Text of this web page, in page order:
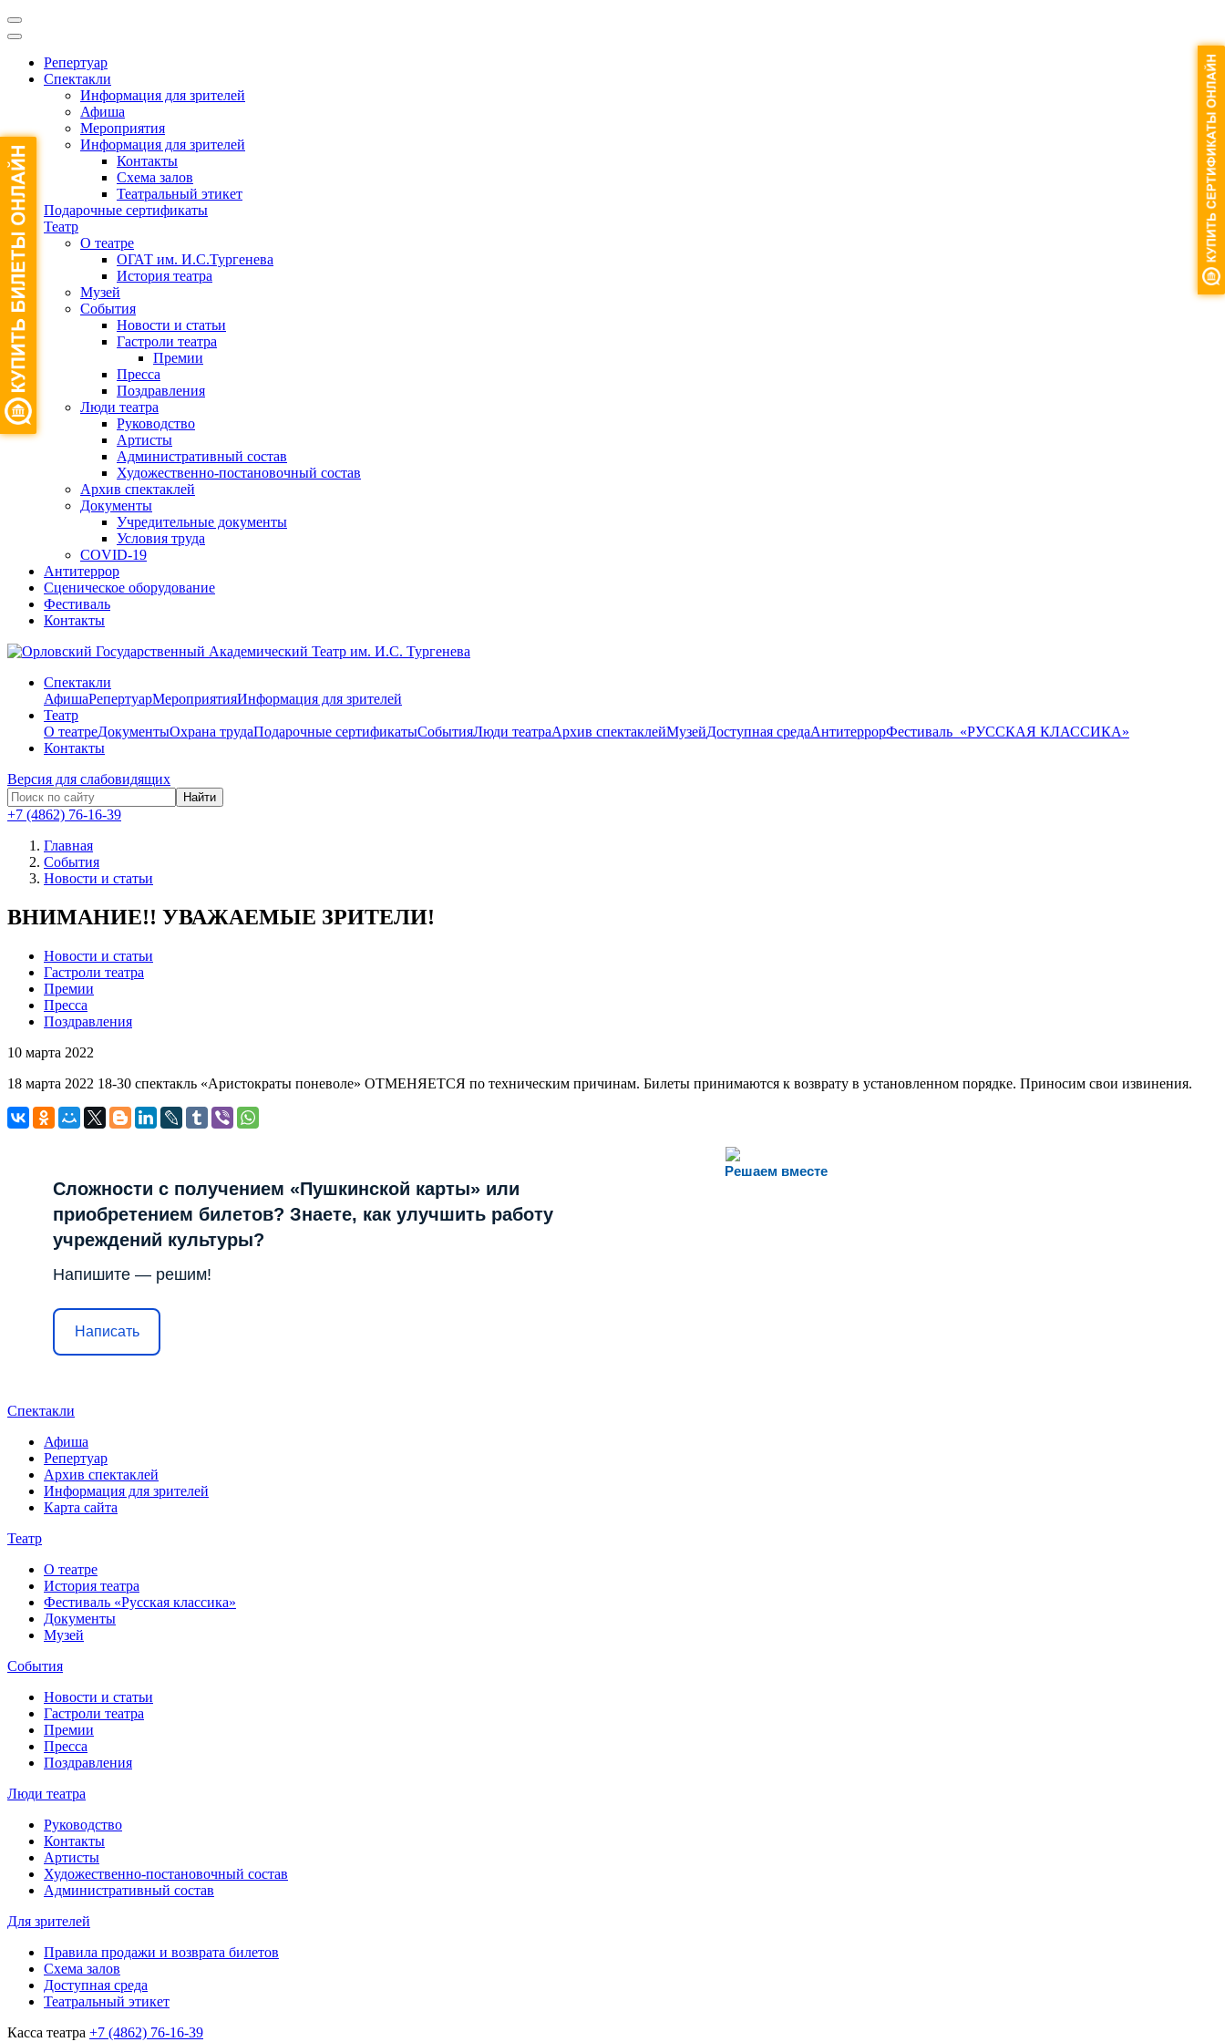
Репертуар
Спектакли
Информация для зрителей
Афиша
Мероприятия
Информация для зрителей
Контакты
Схема залов
Театральный этикет
Подарочные сертификаты
Театр
О театре
ОГАТ им. И.С.Тургенева
История театра
Музей
События
Новости и статьи
Гастроли театра
Премии
Пресса
Поздравления
Люди театра
Руководство
Артисты
Административный состав
Художественно-постановочный состав
Архив спектаклей
Документы
Учредительные документы
Условия труда
COVID-19
Антитеррор
Сценическое оборудование
Фестиваль
Контакты
Спектакли
АфишаРепертуарМероприятияИнформация для зрителей
Театр
О театреДокументыОхрана трудаПодарочные сертификатыСобытияЛюди театраАрхив спектаклейМузейДоступная средаАнтитеррорФестиваль ​ «РУССКАЯ КЛАССИКА»
Контакты
Версия для слабовидящих
Найти
+7 (4862) 76-16-39
Главная
События
Новости и статьи
ВНИМАНИЕ!! УВАЖАЕМЫЕ ЗРИТЕЛИ!
Новости и статьи
Гастроли театра
Премии
Пресса
Поздравления
10 марта 2022
18 марта 2022 18-30 спектакль «Аристократы поневоле» ОТМЕНЯЕТСЯ по техническим причинам. Билеты принимаются к возврату в установл­енном порядке. Приносим свои извинения.
Решаем вместе
Сложности с получением «Пушкинской карты» или
приобретением билетов? Знаете, как улучшить работу
учреждений культуры?
Напишите — решим!
Написать
Спектакли
Афиша
Репертуар
Архив спектаклей
Информация для зрителей
Карта сайта
Театр
О театре
История театра
Фестиваль «Русская классика»
Документы
Музей
События
Новости и статьи
Гастроли театра
Премии
Пресса
Поздравления
Люди театра
Руководство
Контакты
Артисты
Художественно-постановочный состав
Административный состав
Для зрителей
Правила продажи и возврата билетов
Схема залов
Доступная среда
Театральный этикет
Касса театра +7 (4862) 76-16-39